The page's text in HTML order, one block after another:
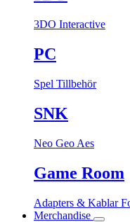
3DO Interactive
PC
Spel Tillbehör
SNK
Neo Geo Aes
Game Room
Adapters & Kablar
Merchandise